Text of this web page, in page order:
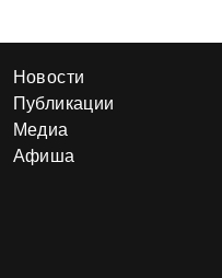
Новости
Публикации
Медиа
Афиша